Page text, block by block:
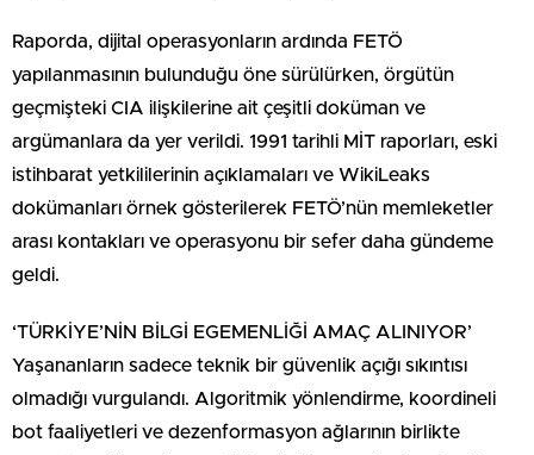
Raporda, dijital operasyonların ardında FETÖ
yapılanmasının bulunduğu öne sürülürken, örgütün
geçmişteki CIA ilişkilerine ait çeşitli doküman ve
argümanlara da yer verildi. 1991 tarihli MİT raporları, eski
istihbarat yetkililerinin açıklamaları ve WikiLeaks
dokümanları örnek gösterilerek FETÖ’nün memleketler
arası kontakları ve operasyonu bir sefer daha gündeme
geldi.
‘TÜRKİYE’NİN BİLGİ EGEMENLİĞİ AMAÇ ALINIYOR’
Yaşananların sadece teknik bir güvenlik açığı sıkıntısı
olmadığı vurgulandı. Algoritmik yönlendirme, koordineli
bot faaliyetleri ve dezenformasyon ağlarının birlikte